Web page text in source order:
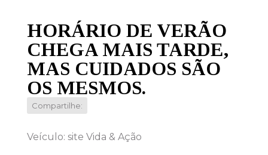
HORÁRIO DE VERÃO
CHEGA MAIS TARDE,
MAS CUIDADOS SÃO
OS MESMOS.
Compartilhe:
Veículo: site Vida & Ação